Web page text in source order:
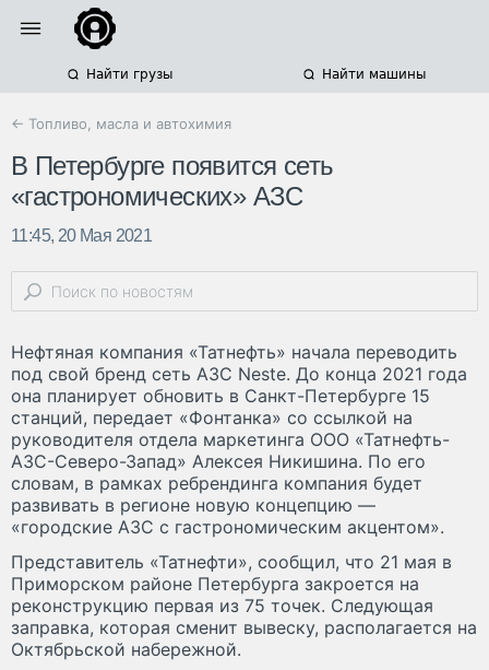
Найти грузы Найти машины
← Топливо, масла и автохимия
В Петербурге появится сеть
«гастрономических» АЗС
11:45, 20 Мая 2021
Нефтяная компания «Татнефть» начала переводить
под свой бренд сеть АЗС Neste. До конца 2021 года
она планирует обновить в Санкт-Петербурге 15
станций, передает «Фонтанка» со ссылкой на
руководителя отдела маркетинга ООО «Татнефть-
АЗС-Северо-Запад» Алексея Никишина. По его
словам, в рамках ребрендинга компания будет
развивать в регионе новую концепцию —
«городские АЗС с гастрономическим акцентом».
Представитель «Татнефти», сообщил, что 21 мая в
Приморском районе Петербурга закроется на
реконструкцию первая из 75 точек. Следующая
заправка, которая сменит вывеску, располагается на
Октябрьской набережной.